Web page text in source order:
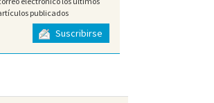
publicados
Suscribirse